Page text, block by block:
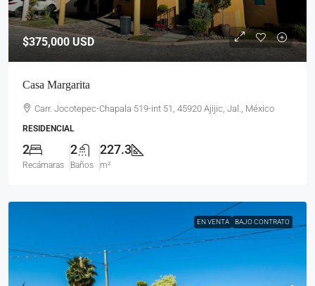
$375,000USD
Casa Margarita
Carr. Jocotepec-Chapala 519-int 51, 45920 Ajijic, Jal., México
RESIDENCIAL
2
Recámaras
2
Baños
227.3
m²
EN VENTA BAJO CONTRATO